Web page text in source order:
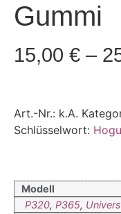
Gummi
15,00 € –
Art.-Nr.: k.A.
Schlüsselwort:
Modell
P320, P365,